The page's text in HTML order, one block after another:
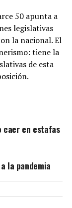
50 apunta a
legislativas
la nacional. El
tiene la
de esta
caer en estafas
la pandemia